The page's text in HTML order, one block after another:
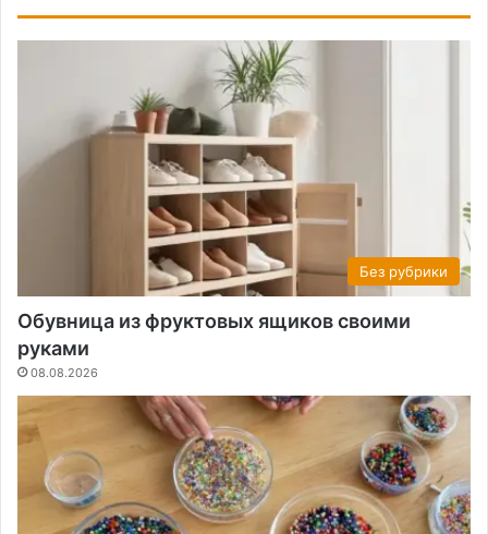
Без рубрики
Обувница из фруктовых ящиков своими
руками
08.08.2026